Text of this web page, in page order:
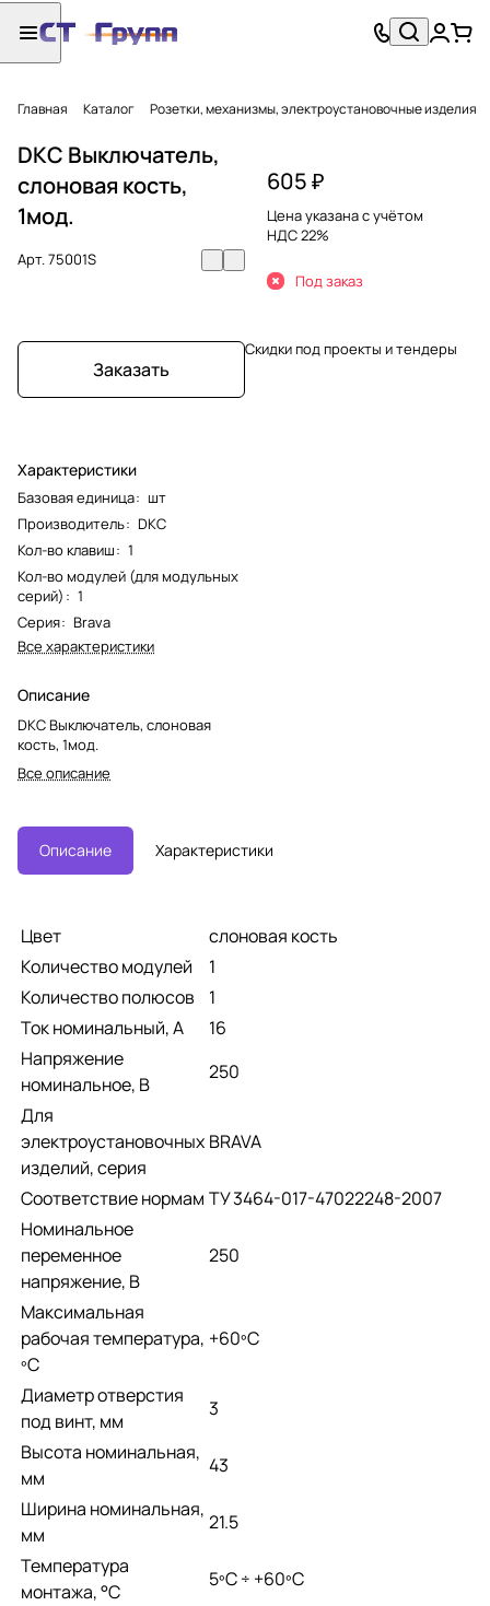
Главная Каталог Розетки, механизмы, электроустановочные изделия
DKC Выключатель,
слоновая кость,
1мод.
Арт.75001S
Заказать
Характеристики
Базовая единица: шт
Производитель: DKC
Кол-во клавиш: 1
Кол-во модулей (для модульных
серий) : 1
Серия: Brava
Все характеристики
Описание
DKC Выключатель, слоновая
кость, 1мод.
Все описание
605 ₽
Цена указана с учётом
НДС 22%
Под заказ
Скидки под проекты и тендеры
Описание Характеристики
Цвет
слоновая кость
Количество модулей
1
Количество полюсов
1
Ток номинальный, А
16
Напряжение
номинальное, В
250
Для
электроустановочных
изделий, серия
BRAVA
Соответствие нормам ТУ 3464-017-47022248-2007
Номинальное
переменное
напряжение, В
250
Максимальная
рабочая температура,
ºС
+60ºС
Диаметр отверстия
под винт, мм
3
Высота номинальная,
мм
43
Ширина номинальная,
мм
21.5
Температура
монтажа, °С
­5ºС ÷ +60ºС